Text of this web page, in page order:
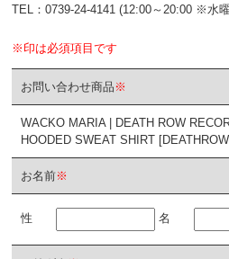
TEL：0739-24-4141 (12:00～20:00 ※水
※印は必須項目です
お問い合わせ商品 ※
WACKO MARIA | DEATH ROW
HOODED SWEAT SHIRT
お名前※
性 名